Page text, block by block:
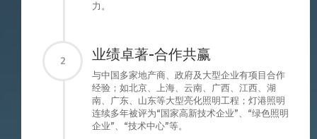
力。
2 业绩卓著-合作共赢
与中国多家地产商、政府及大型企业有项目合作
经验；如北京、上海、云南、广西、江西、湖
南、广东、山东等大型亮化照明工程；灯港照明
连续多年被评为“国家高新技术企业”、“绿色照明
企业”、“技术中心”等。